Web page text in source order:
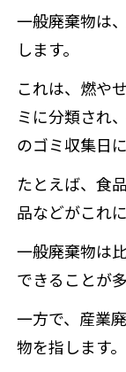
一般廃棄物は
します。
これは、燃や
ミに分類され
のゴミ収集日
たとえば、食
品などがこれ
一般廃棄物は
できることが多
一方で、 産業
物を指します。